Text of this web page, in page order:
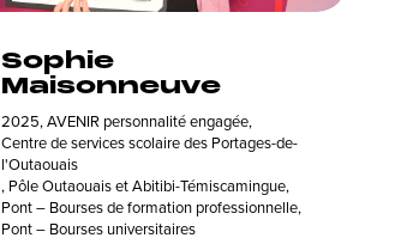
Sophie
Maisonneuve
2025,AVENIR personnalité engagée,
Centre de services scolaire des Portages-de-
l'Outaouais
, Pôle Outaouais et Abitibi-Témiscamingue,
Pont – Bourses de formation professionnelle,
Pont – Bourses universitaires